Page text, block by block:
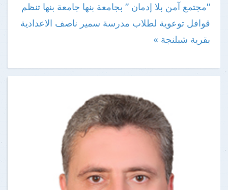
"مجتمع آمن بلا إدمان " بجامعة بنها جامعة بنها تنظم
قوافل توعوية لطلاب مدرسة سمير ناصف الاعدادية
بقرية شبلنجة »